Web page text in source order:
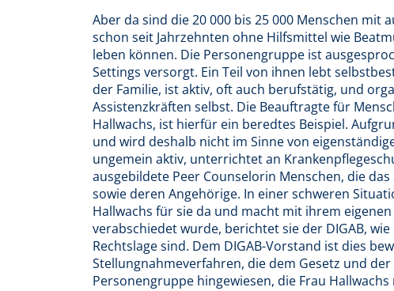
Aber da sind die 20 000 bis 25 000 Menschen mit
schon seit Jahrzehnten ohne Hilfsmittel wie
leben können. Die Personengruppe ist
Settings versorgt. Ein Teil von ihnen lebt
der Familie, ist aktiv, oft auch berufstätig, und
Assistenzkräften selbst. Die Beauftragte für
Hallwachs, ist hierfür ein beredtes Beispiel.
und wird deshalb nicht im Sinne von
ungemein aktiv, unterrichtet an
ausgebildete Peer Counselorin Menschen, die
sowie deren Angehörige. In einer schweren
Hallwachs für sie da und macht mit ihrem eigenen
verabschiedet wurde, berichtet sie der DIGAB,
Rechtslage sind. Dem DIGAB-Vorstand ist dies
Stellungnahmeverfahren, die dem Gesetz und
Personengruppe hingewiesen, die Frau